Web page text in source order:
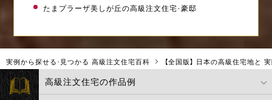
たまプラーザ美しが丘の高級注文住宅・豪邸
実例から探せる・見つかる 高級注文住宅百科 【全国版】 日本の高級住宅地と
高級注文住宅の作品例